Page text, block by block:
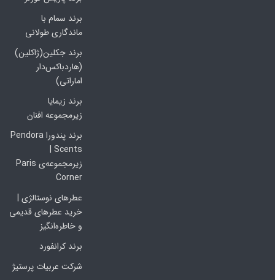
برند سمام با
ماندگاری طولانی
برند جکلین(ژاکلین)
(هاردباکس‌دار
اماراتی)
برند زیمایا
زیرمجموعه افنان
برند پندورا Pendora
Scents |
زیرمجموعه‌ی Paris
Corner
عطرهای نوستالژی |
خرید عطرهای قدیمی
و خاطره‌انگیز
برند کرانفورد
شرکت عربیات پرستیژ